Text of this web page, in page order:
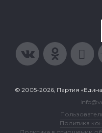
© 2005-2026, Партия
Политика